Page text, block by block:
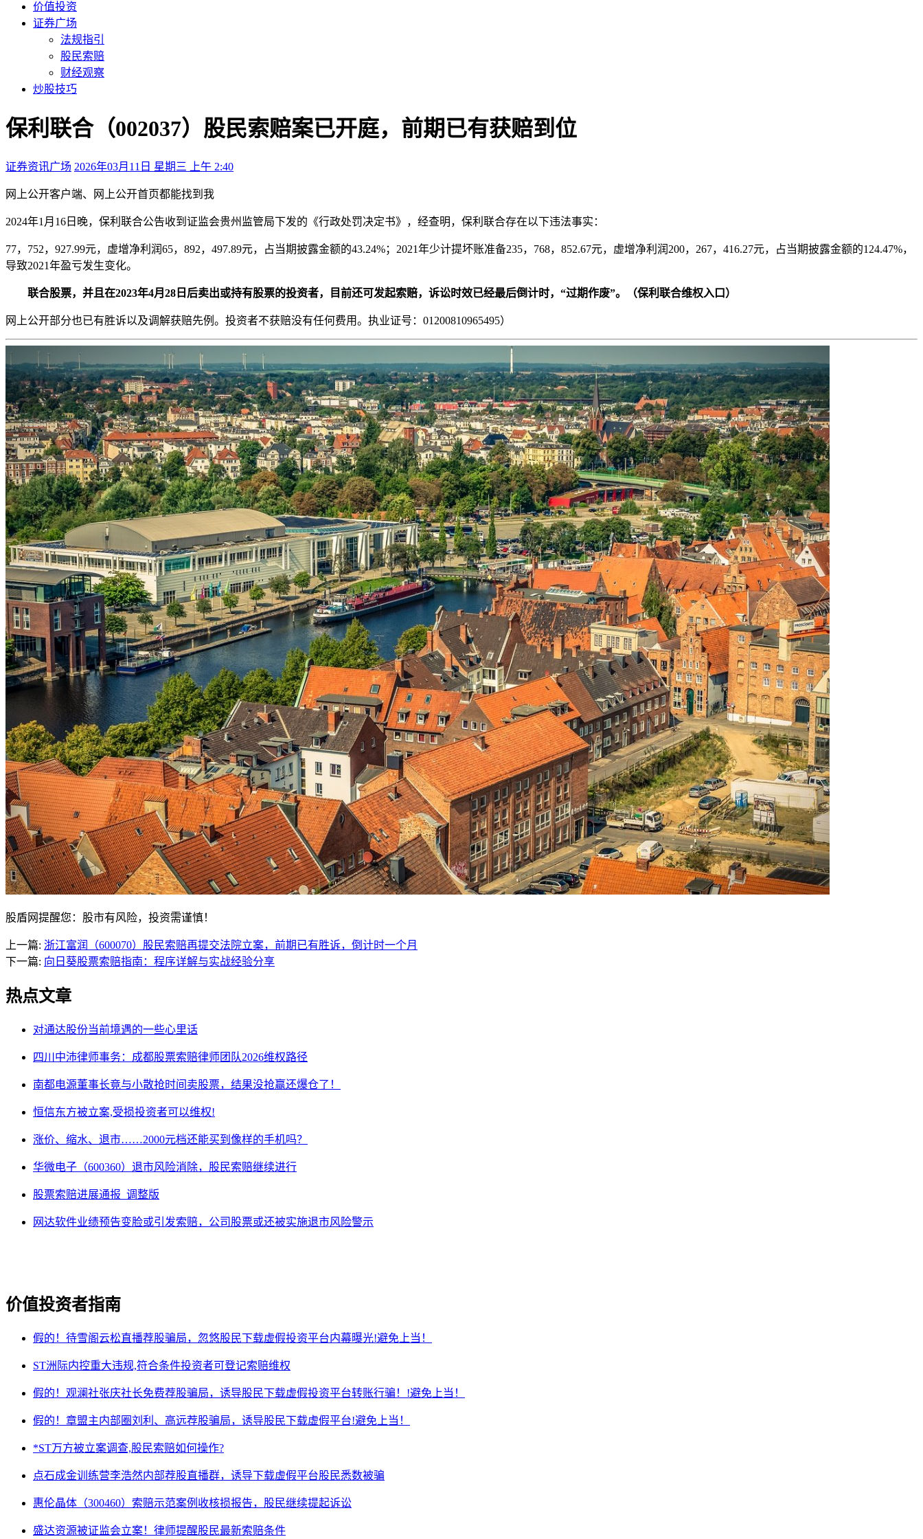
价值投资
证券广场
法规指引
股民索赔
财经观察
炒股技巧
保利联合（002037）股民索赔案已开庭，前期已有获赔到位
证券资讯广场 2026年03月11日 星期三 上午 2:40
网上公开客户端、 网上公开首页都能找到我
2024年1月16日晚，保利联合公告收到证监会贵州监管局下发的《行政处罚决定书》，经查明，保利联合存在以下违法事实：
77，752，927.99元，虚增净利润65，892，497.89元，占当期披露金额的43.24%；2021年少计提坏账准备235，768，852.67元，虚增净利润200，267，416.27元，占当期披露金额的124.47%，
导致2021年盈亏发生变化。
联合股票，并且在2023年4月28日后卖出或持有股票的投资者，目前还可发起索赔，诉讼时效已经最后倒计时，“过期作废”。 （保利联合维权入口）
网上公开部分也已有胜诉以及调解获赔先例。投资者不获赔没有任何费用。执业证号：01200810965495）
股盾网提醒您：股市有风险，投资需谨慎！
上一篇: 浙江富润（600070）股民索赔再提交法院立案，前期已有胜诉，倒计时一个月
下一篇: 向日葵股票索赔指南：程序详解与实战经验分享
热点文章
对通达股份当前境遇的一些心里话
四川中沛律师事务：成都股票索赔律师团队2026维权路径
南都电源董事长竟与小散抢时间卖股票，结果没抢赢还爆仓了！
恒信东方被立案,受损投资者可以维权!
涨价、缩水、退市……2000元档还能买到像样的手机吗？
华微电子（600360）退市风险消除，股民索赔继续进行
股票索赔进展通报_调整版
网达软件业绩预告变脸或引发索赔，公司股票或还被实施退市风险警示
价值投资者指南
假的！待雪阁云松直播荐股骗局，忽悠股民下载虚假投资平台内幕曝光!避免上当！
ST洲际内控重大违规,符合条件投资者可登记索赔维权
假的！观澜社张庆社长免费荐股骗局，诱导股民下载虚假投资平台转账行骗！!避免上当！
假的！章盟主内部圈刘利、高远荐股骗局，诱导股民下载虚假平台!避免上当！
*ST万方被立案调查,股民索赔如何操作?
点石成金训练营李浩然内部荐股直播群，诱导下载虚假平台股民悉数被骗
惠伦晶体（300460）索赔示范案例收核损报告，股民继续提起诉讼
盛达资源被证监会立案！律师提醒股民最新索赔条件